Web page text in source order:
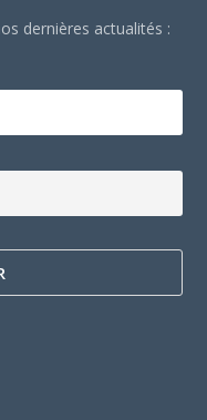
dernières actualités :